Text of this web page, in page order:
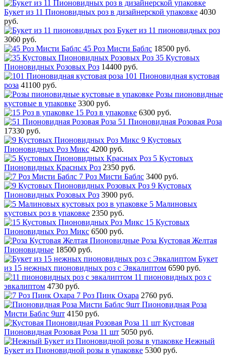
Букет из 11 Пионовидных роз в дизайнерской упаковке 4030
руб.
Букет из 11 пионовидных роз
3060 руб.
45 Роз Мисти Баблс 18500 руб.
35 Кустовых
Пионовидных Розовых Роз 14400 руб.
101 Пионовидная кустовая
роза 41100 руб.
Розы пионовидные
кустовые в упаковке 3300 руб.
15 Роз в упаковке 6300 руб.
51 Пионовидная Розовая Роза
17330 руб.
9 Кустовых
Пионовидных Роз Микс 4200 руб.
5 Кустовых
Пионовидных Красных Роз 2350 руб.
7 Роз Мисти Баблс 3400 руб.
9 Кустовых
Пионовидных Розовых Роз 3900 руб.
5 Малиновых
кустовых роз в упаковке 2350 руб.
15 Кустовых
Пионовидных Роз Микс 6500 руб.
Роза Кустовая Желтая
Пионовидные 18500 руб.
Букет
из 15 нежных пионовидных роз с Эвкалиптом 6590 руб.
11 пионовидных роз с
эвкалиптом 4730 руб.
7 Роз Пинк Охара 2760 руб.
Пионовидная Роза
Мисти Баблс 9шт 4150 руб.
Кустовая
Пионовидная Розовая Роза 11 шт 5050 руб.
Нежный
Букет из Пионовидной розы в упаковке 5300 руб.